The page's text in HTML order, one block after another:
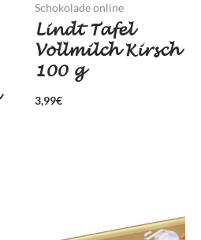
Schokolade online
Lindt Tafel
Vollmilch Kirsch
100 g
3,99€